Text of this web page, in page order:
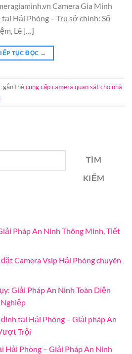
Camera Gia Minh
Hải Phòng – Trụ sở chính: Số
Lê […]
TỤC ĐỌC →
gắn thẻcung cấp camera quan sát cho nhà
TÌM
KIẾM
Pháp An Ninh Thông Minh, Tiết
Camera Vsip Hải Phòng chuyên
Giải Pháp An Ninh Toàn Diện
tại Hải Phòng – Giải pháp An
Trội
Hải Phòng – Giải Pháp An Ninh